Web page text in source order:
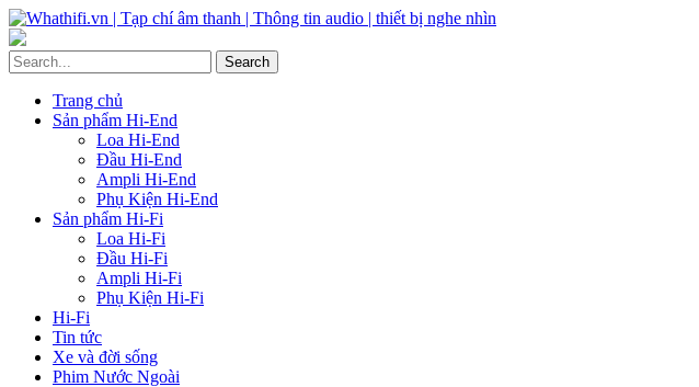
Trang chủ
Sản phẩm Hi-End
Loa Hi-End
Đầu Hi-End
Ampli Hi-End
Phụ Kiện Hi-End
Sản phẩm Hi-Fi
Loa Hi-Fi
Đầu Hi-Fi
Ampli Hi-Fi
Phụ Kiện Hi-Fi
Hi-Fi
Tin tức
Xe và đời sống
Phim Nước Ngoài